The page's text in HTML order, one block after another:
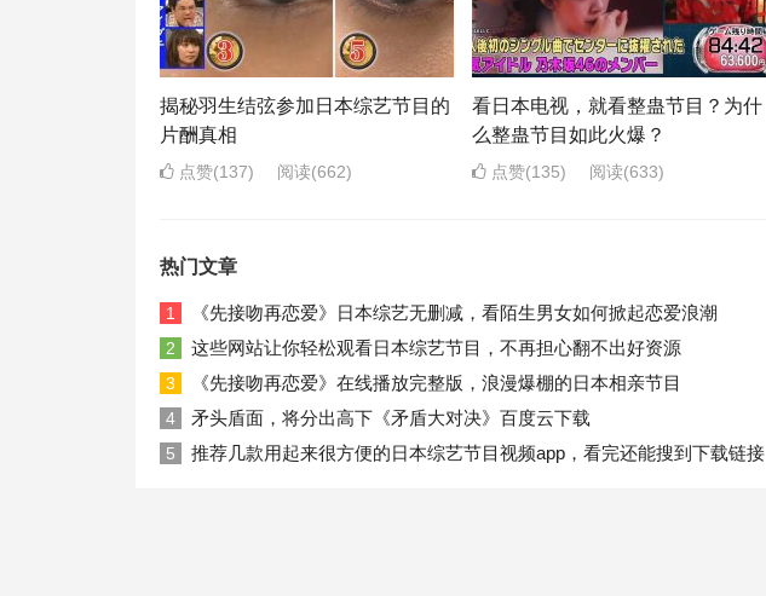
揭秘羽生结弦参加日本综艺节目的
片酬真相
点赞(137) 阅读(662)
看日本电视，就看整蛊节目？为什
么整蛊节目如此火爆？
点赞(135) 阅读(633)
热门文章
1 《先接吻再恋爱》日本综艺无删减，看陌生男女如何掀起恋爱浪潮
2 这些网站让你轻松观看日本综艺节目，不再担心翻不出好资源
3 《先接吻再恋爱》在线播放完整版，浪漫爆棚的日本相亲节目
4 矛头盾面，将分出高下《矛盾大对决》百度云下载
5 推荐几款用起来很方便的日本综艺节目视频app，看完还能搜到下载链接